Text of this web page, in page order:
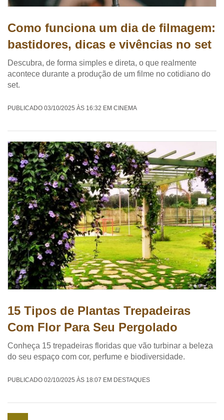
Como funciona um dia de filmagem:
bastidores, dicas e vivências no set
Descubra, de forma simples e direta, o que realmente
acontece durante a produção de um filme no cotidiano do
set.
PUBLICADO 03/10/2025 ÀS 16:32 EM CINEMA
15 Tipos de Plantas Trepadeiras
Com Flor Para Seu Pergolado
Conheça 15 trepadeiras floridas que vão turbinar a beleza
do seu espaço com cor, perfume e biodiversidade.
PUBLICADO 02/10/2025 ÀS 18:07 EM DESTAQUES